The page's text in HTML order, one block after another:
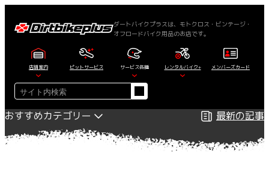
ダートバイクプラスは、モトクロス・ビンテージ・
オフロードバイク用品のお店です。
店舗案内 ピットサービス サービス各種 レンタルバイク+ メンバーズカード
検
索
おすすめカテゴリー
最新の記事